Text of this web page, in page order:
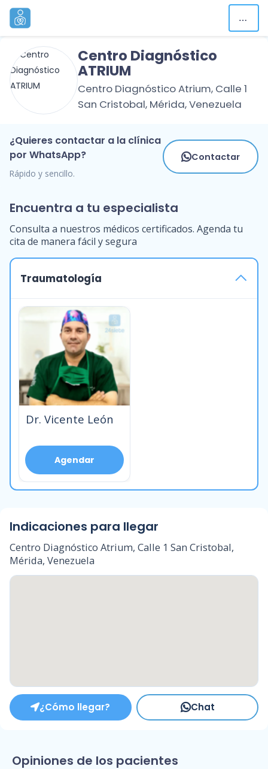
Centro Diagnóstico
ATRIUM
Centro Diagnóstico Atrium, Calle 1
San Cristobal, Mérida, Venezuela
¿Quieres contactar a la clínica
por WhatsApp?
Rápido y sencillo.
Contactar
Encuentra a tu especialista
Consulta a nuestros médicos certificados. Agenda tu
cita de manera fácil y segura
Traumatología
Dr. Vicente León
Agendar
Indicaciones para llegar
Centro Diagnóstico Atrium, Calle 1 San Cristobal,
Mérida, Venezuela
¿Cómo llegar? Chat
Opiniones de los pacientes